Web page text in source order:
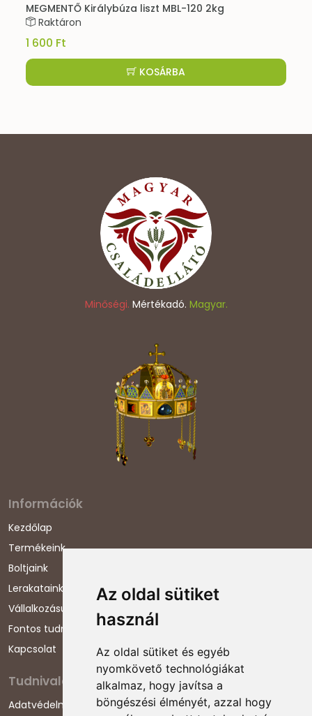
Az oldal sütiket
használ
Az oldal sütiket és egyéb
nyomkövető technológiákat
alkalmaz, hogy javítsa a
böngészési élményét, azzal hogy
MEGMENTŐ Királybúza liszt MBL-120 2kg
Raktáron
1 600 Ft
KOSÁRBA
Minőségi. Mértékadó. Magyar.
Információk
Kezdőlap
Termékeink
Boltjaink
Lerakataink
Vállalkozásunkról
Fontos tudnivalók
Kapcsolat
Tudnivalók
Adatvédelmi nyilatkozat